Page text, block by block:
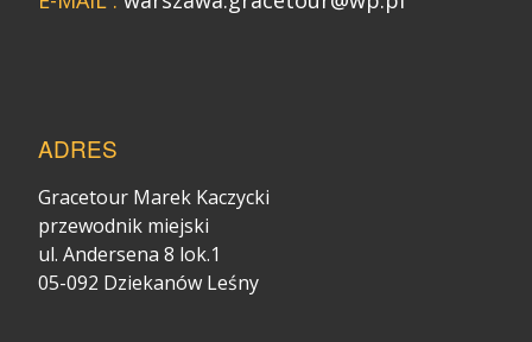
ADRES
Gracetour Marek Kaczycki
przewodnik miejski
ul. Andersena 8 lok.1
05-092 Dziekanów Leśny